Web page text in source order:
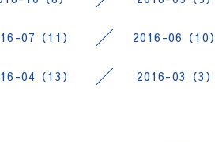
07（11） 2016-06（10）
04（13） 2016-03（3）